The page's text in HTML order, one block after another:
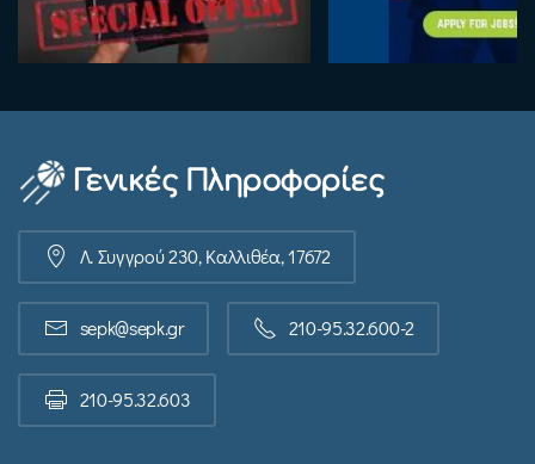
Γενικές Πληροφορίες
Λ. Συγγρού 230, Καλλιθέα, 17672
sepk@sepk.gr 210-95.32.600-2
210-95.32.603